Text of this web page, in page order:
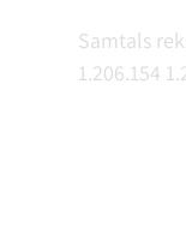
Samtals
1.206.154